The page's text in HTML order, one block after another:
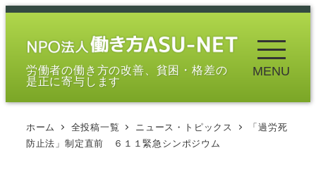
メ
労働者の働き方の改善、貧困・格差の
是正に寄与します
MENU
ホーム 全投稿一覧 ニュース・トピックス
「過労死
防止法」制定直前 ６１１緊急シンポジウム